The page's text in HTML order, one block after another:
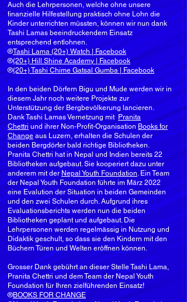
Auch die Lehrpersonen, welche ohne unsere
finanzielle Hilfestellung praktisch ohne Lohn die
Kinder unterrichten müssten, können wir nun dank
Tashi Lamas beeindruckendem Einsatz
entsprechend entlohnen.
®Tashi Lama (20+) Watch | Facebook
®(20+) Hill Shine Academy | Facebook
®(20+) Tashi Chime Gatsal Gumba | Facebook
In den beiden Dörfern Bigu und Mude werden wir in
diesem Jahr noch weitere Projekte zur
Unterstützung der Bergbevölkerung lancieren.
Dank Tashi Lamas Vernetzung mit Pranita
Chettri und ihrer Non-Profit-Organisation Books for
Change aus Luzern, erhalten die Schulen der
beiden Bergdörfer bald richtige Bibliotheken.
Pranita Chettri hat in Nepal und Indien bereits 22
Bibliotheken aufgebaut. Sie kooperiert dazu unter
anderem mit der Nepal Youth Foundation. Ein Team
der Nepal Youth Foundation führte im März 2022
eine Evalution der Situation in beiden Gemeinden
und den zwei Schulen durch. Aufgrund ihres
Evaluationsberichts werden nun die beiden
Bibliotheken geplant und aufgebaut. Die
Lehrpersonen werden regelmässig in Nutzung und
Didaktik geschult, so dass sie den Kindern mit den
Büchern Türen und Welten eröffnen können.
Grosser Dank gebührt an dieser Stelle Tashi Lama,
Pranita Chettri und dem Team der Nepal Youth
Foundation für Ihren zielführenden Einsatz!
®BOOKS FOR CHANGE